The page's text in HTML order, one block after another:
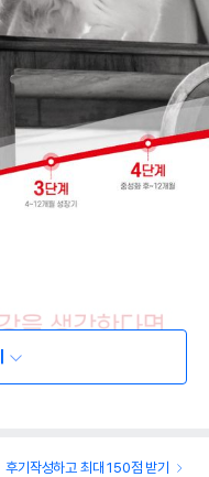
후기작성하고 최대 150점 받기